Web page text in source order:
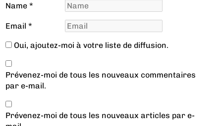
Name*
Email*
Oui, ajoutez-moi à votre liste de diffusion.
Prévenez-moi de tous les nouveaux commentaires
par e-mail.
Prévenez-moi de tous les nouveaux articles par e-